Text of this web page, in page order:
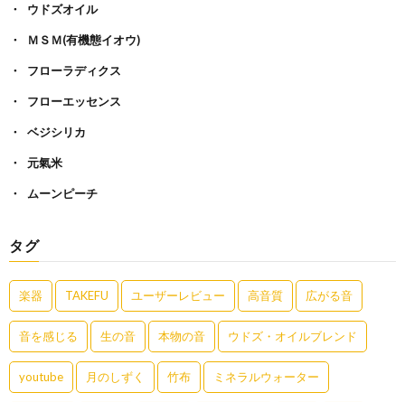
ウドズオイル
ＭＳＭ(有機態イオウ)
フローラディクス
フローエッセンス
ベジシリカ
元氣米
ムーンピーチ
タグ
楽器 TAKEFU ユーザーレビュー 高音質 広がる音
音を感じる 生の音 本物の音 ウドズ・オイルブレンド
youtube 月のしずく 竹布 ミネラルウォーター